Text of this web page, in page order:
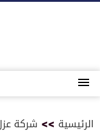
القائمة
الرئيسية >> شركة